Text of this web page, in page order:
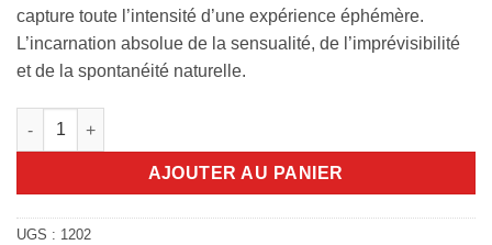
capture toute l’intensité d’une expérience éphémère.
L’incarnation absolue de la sensualité, de l’imprévisibilité
et de la spontanéité naturelle.
quantité de Goldea The Roman Night Absolute Eau De Parfum
AJOUTER AU PANIER
UGS : 1202